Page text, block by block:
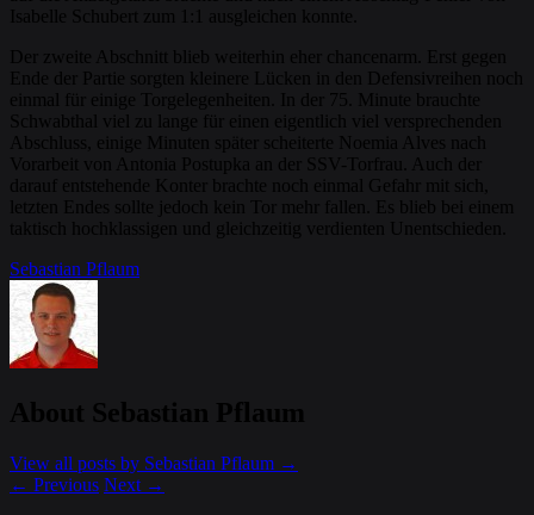
Isabelle Schubert zum 1:1 ausgleichen konnte.
Der zweite Abschnitt blieb weiterhin eher chancenarm. Erst gegen
Ende der Partie sorgten kleinere Lücken in den Defensivreihen noch
einmal für einige Torgelegenheiten. In der 75. Minute brauchte
Schwabthal viel zu lange für einen eigentlich viel versprechenden
Abschluss, einige Minuten später scheiterte Noemia Alves nach
Vorarbeit von Antonia Postupka an der SSV-Torfrau. Auch der
darauf entstehende Konter brachte noch einmal Gefahr mit sich,
letzten Endes sollte jedoch kein Tor mehr fallen. Es blieb bei einem
taktisch hochklassigen und gleichzeitig verdienten Unentschieden.
Sebastian Pflaum
About Sebastian Pflaum
View all posts by Sebastian Pflaum →
← Previous Next →